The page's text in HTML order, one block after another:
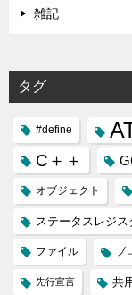
雑記
タグ
#define
C＋＋
オブジェクト
ステータスレジス
ファイル ブ
先行宣言 共